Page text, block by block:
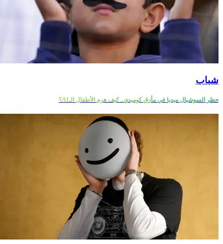
شباب
حظر السوشيال ميديا في مأزق كوميدي.. كيف هزم الأطفال الـAI؟